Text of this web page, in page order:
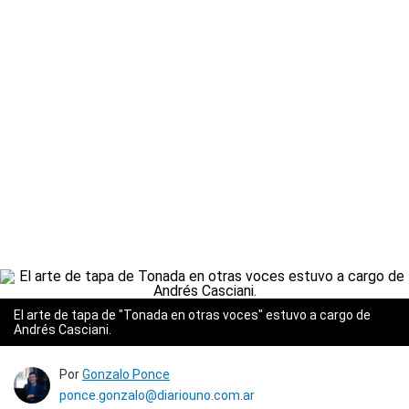
El arte de tapa de "Tonada en otras voces" estuvo a cargo de
Andrés Casciani.
PorGonzalo Ponce
ponce.gonzalo@diariouno.com.ar